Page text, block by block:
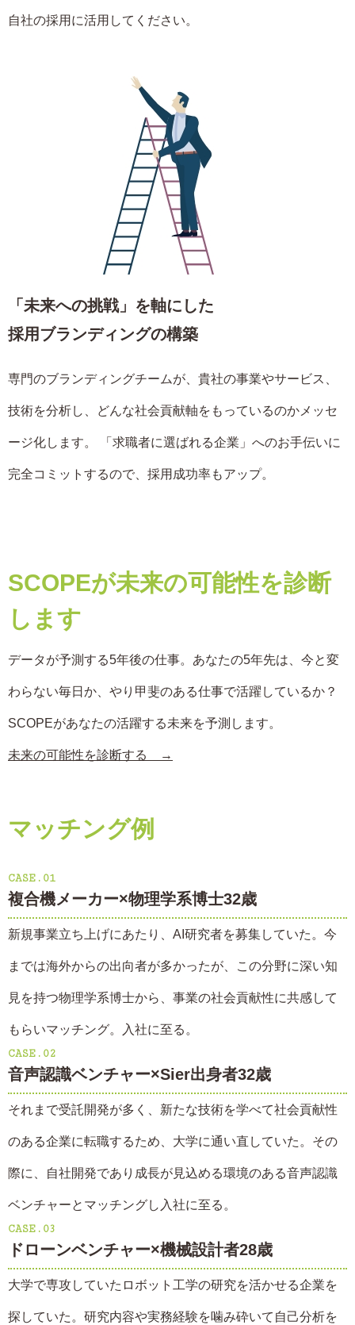
自社の採用に活用してください。
「未来への挑戦」を軸にした
採用ブランディングの構築
専門のブランディングチームが、貴社の事業やサービス、
技術を分析し、どんな社会貢献軸をもっているのかメッセ
ージ化します。 「求職者に選ばれる企業」へのお手伝いに
完全コミットするので、採用成功率もアップ。
SCOPEが未来の可能性を診断
します
データが予測する5年後の仕事。あなたの5年先は、今と変
わらない毎日か、やり甲斐のある仕事で活躍しているか？
SCOPEがあなたの活躍する未来を予測します。
未来の可能性を診断する →
マッチング例
CASE.01
複合機メーカー×物理学系博士32歳
新規事業立ち上げにあたり、AI研究者を募集していた。今
までは海外からの出向者が多かったが、この分野に深い知
見を持つ物理学系博士から、事業の社会貢献性に共感して
もらいマッチング。入社に至る。
CASE.02
音声認識ベンチャー×Sier出身者32歳
それまで受託開発が多く、新たな技術を学べて社会貢献性
のある企業に転職するため、大学に通い直していた。その
際に、自社開発であり成長が見込める環境のある音声認識
ベンチャーとマッチングし入社に至る。
CASE.03
ドローンベンチャー×機械設計者28歳
大学で専攻していたロボット工学の研究を活かせる企業を
探していた。研究内容や実務経験を噛み砕いて自己分析を